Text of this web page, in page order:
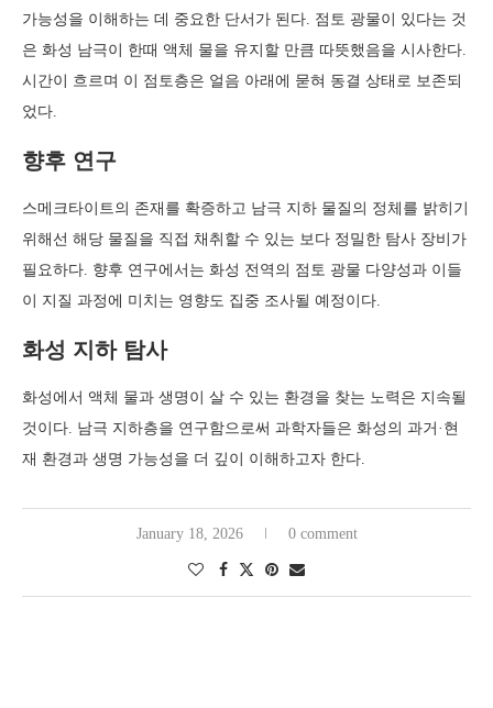
가능성을 이해하는 데 중요한 단서가 된다. 점토 광물이 있다는 것
은 화성 남극이 한때 액체 물을 유지할 만큼 따뜻했음을 시사한다.
시간이 흐르며 이 점토층은 얼음 아래에 묻혀 동결 상태로 보존되
었다.
향후 연구
스메크타이트의 존재를 확증하고 남극 지하 물질의 정체를 밝히기
위해선 해당 물질을 직접 채취할 수 있는 보다 정밀한 탐사 장비가
필요하다. 향후 연구에서는 화성 전역의 점토 광물 다양성과 이들
이 지질 과정에 미치는 영향도 집중 조사될 예정이다.
화성 지하 탐사
화성에서 액체 물과 생명이 살 수 있는 환경을 찾는 노력은 지속될
것이다. 남극 지하층을 연구함으로써 과학자들은 화성의 과거·현
재 환경과 생명 가능성을 더 깊이 이해하고자 한다.
January 18, 2026 0 comment